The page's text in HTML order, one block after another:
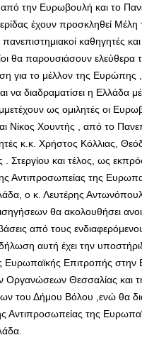
από την Ευρωβουλή και το
έχουν προσκληθεί Μέλη
καθηγητές και
θα παρουσιάσουν ελεύθερα
για το μέλλον της Ευρώπης
να διαδραματίσει η Ελλάδα
ως ομιλητές οι
Νίκος Χουντής , από το
κ.κ. Χρήστος Κόλλιας,
. Στεργίου και τέλος, ως
Αντιπροσωπείας της
ο κ. Λευτέρης
θα ακολουθήσει
από τους
αυτή έχει την
Ευρωπαϊκής Επιτροπής στην
Οργανώσεων Θεσσαλίας και
του Δήμου Βόλου ,ενώ θα
Αντιπροσωπείας της